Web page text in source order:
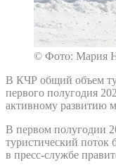
© Фото: Мария
В КЧР общий объем
первого полугодия
активному развитию
В первом полугодии
туристический поток
в пресс-службе